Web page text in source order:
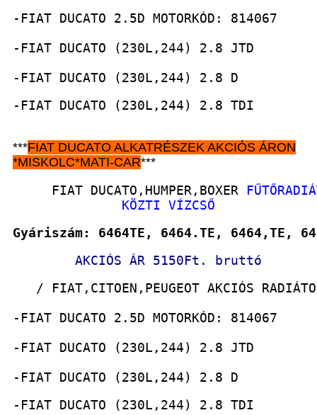
-FIAT DUCATO 2.5D MOTORKÓD: 814067
-FIAT DUCATO (230L,244) 2.8 JTD
-FIAT DUCATO (230L,244) 2.8 D
-FIAT DUCATO (230L,244) 2.8 TDI
***FIAT DUCATO ALKATRÉSZEK AKCIÓS ÁRON
*MISKOLC*MATI-CAR***
     FIAT DUCATO,HUMPER,BOXER
              KÖZTI VÍZCSŐ
Gyáriszám: 6464TE, 6464.TE, 6464,TE,
AKCIÓS ÁR 5150Ft. bruttó
/ FIAT,CITOEN,PEUGEOT AKCIÓS
-FIAT DUCATO 2.5D MOTORKÓD: 814067
-FIAT DUCATO (230L,244) 2.8 JTD
-FIAT DUCATO (230L,244) 2.8 D
-FIAT DUCATO (230L,244) 2.8 TDI